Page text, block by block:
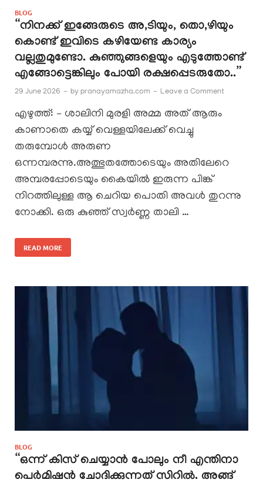
BLOG
“നിനക്ക് ഇങ്ങേരുടെ അ,ടിയും, തൊ,ഴിയും
കൊണ്ട് ഇവിടെ കഴിയേണ്ട കാര്യം
വല്ലതുമുണ്ടോ. കുഞ്ഞുങ്ങളെയും എടുത്തോണ്ട്
എങ്ങോട്ടെങ്കിലും പോയി രക്ഷപ്പെടരുതോ..”
29 June 2026 - by pranayamazha.com - Leave a Comment
എഴുത്ത്: – ശാലിനി മുരളി അമ്മ അത് ആരും
കാണാതെ കയ്യ് വെള്ളയിലേക്ക് വെച്ചു
തരുമ്പോൾ അരുണ
ഒന്നമ്പരന്നു.അത്ഭുതത്തോടെയും അതിലേറെ
അമ്പരപ്പോടെയും കൈയിൽ ഇരുന്ന പിങ്ക്
നിറത്തിലുള്ള ആ ചെറിയ പൊതി അവൾ തുറന്നു
നോക്കി. ഒരു കുഞ്ഞ് സ്വർണ്ണ താലി …
READ MORE
BLOG
“ഒന്ന് കിസ് ചെയ്യാൻ പോലും നീ എന്തിനാ
പെർമിഷൻ ചോദിക്കുന്നത് സിറിൽ. അങ്ങ്